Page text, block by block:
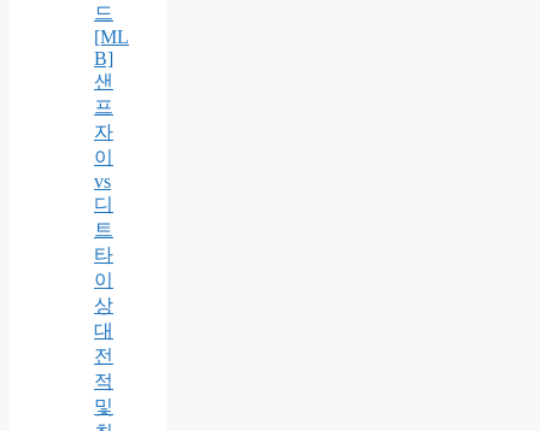
드
[ML
B]
샌
프
자
이
vs
디
트
타
이
상
대
전
적
및